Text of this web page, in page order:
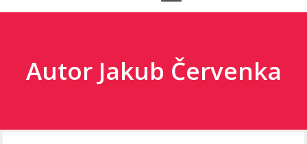
Autor Jakub Červenka